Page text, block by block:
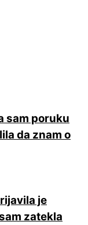
sam poruku
da znam o
je
zatekla